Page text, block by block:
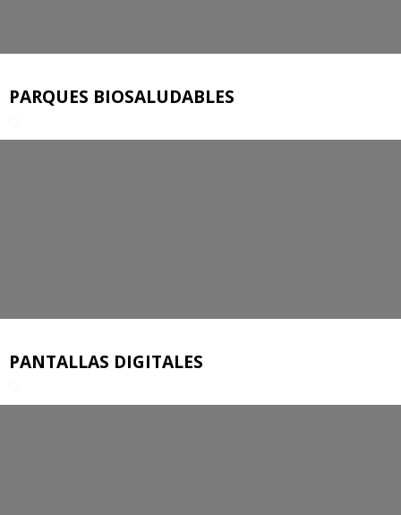
PARQUES BIOSALUDABLES
PANTALLAS DIGITALES